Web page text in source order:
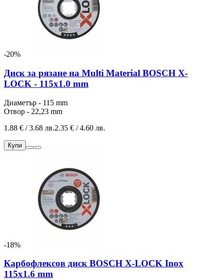
-20%
Диск за рязане на Multi Material BOSCH X-
LOCK - 115x1.0 mm
Диаметър - 115 mm
Отвор - 22,23 mm
1.88 € / 3.68 лв.2.35 € / 4.60 лв.
Купи
-18%
Карбофлексов диск BOSCH X-LOCK Inox
115x1.6 mm